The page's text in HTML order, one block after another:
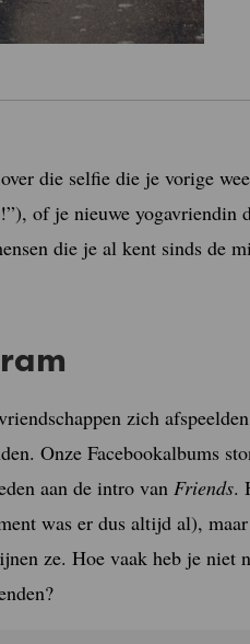
die selfie die je vorige
of je nieuwe yogavriendin
die je al kent sinds de
zich
Onze Facebookalbums
aan de intro van Friends.
was er dus altijd al),
ze. Hoe vaak heb je niet